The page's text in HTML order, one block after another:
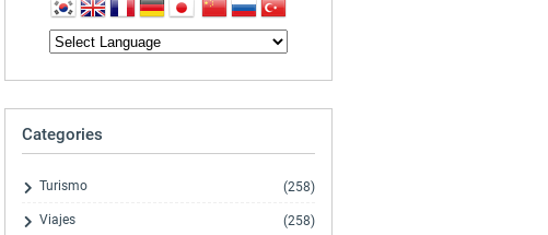
Categories
Turismo (258)
Viajes (258)